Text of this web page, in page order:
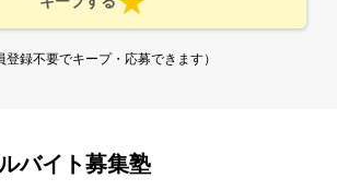
登録不要でキープ・応募できます）
バイト募集塾